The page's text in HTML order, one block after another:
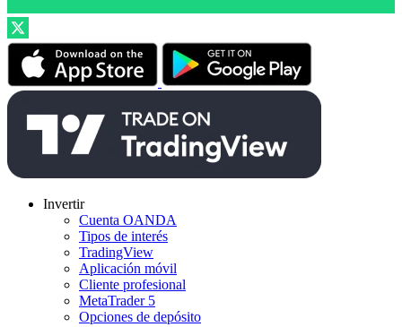
Invertir
Cuenta OANDA
Tipos de interés
TradingView
Aplicación móvil
Cliente profesional
MetaTrader 5
Opciones de depósito